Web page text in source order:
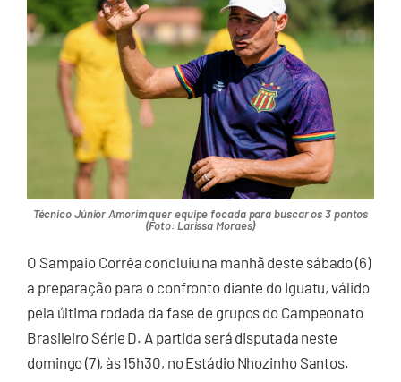
Técnico Júnior Amorim quer equipe focada para buscar os 3 pontos
(Foto: Larissa Moraes)
O Sampaio Corrêa concluiu na manhã deste sábado (6)
a preparação para o confronto diante do Iguatu, válido
pela última rodada da fase de grupos do Campeonato
Brasileiro Série D. A partida será disputada neste
domingo (7), às 15h30, no Estádio Nhozinho Santos.